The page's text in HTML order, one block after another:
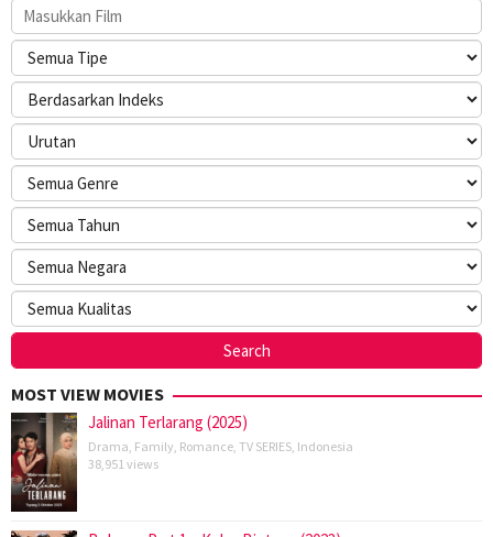
MOST VIEW MOVIES
Jalinan Terlarang (2025)
Drama Family Romance TV SERIES Indonesia
38,951 views